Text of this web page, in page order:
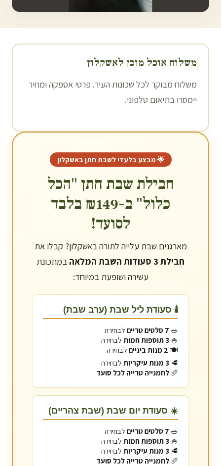
משלוח אוכל מוכן לאשקלון
משלוח מבוקר לכל שכונות העיר. פרטי אספקה ומחיר
יימסרו בתיאום טלפוני.
🌟 מבצע בלעדי לשבת חתן באשקלון
חבילת שבת חתן "הכל
כלול" ב-₪149 בלבד
לסועד!
מארגנים שבת עלייה לתורה באשקלון? קבלו את
חבילת 3 סעודות השבת המלאה
במתכונת
עשירה ושופעת במיוחד:
🕯️ סעודת ליל שבת (ערב שבת)
🥗 7 סלטים טריים
לבחירה
🍚 3 תוספות חמות
לבחירה
🍽️ 2 מנות ביניים
לבחירה
🥩 3 מנות עיקריות
לבחירה
🥖 לחמנייה טרייה לכל סועד
☀️ סעודת יום שבת (שבת צהריים)
🥗 7 סלטים טריים
לבחירה
🍚 3 תוספות חמות
לבחירה
🥩 3 מנות עיקריות
לבחירה
🥖 לחמנייה טרייה לכל סועד